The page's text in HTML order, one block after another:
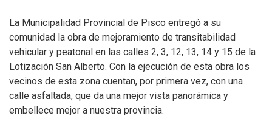
La Municipalidad Provincial de Pisco entregó a su
comunidad la obra de mejoramiento de transitabilidad
vehicular y peatonal en las calles 2, 3, 12, 13, 14 y 15 de la
Lotización San Alberto. Con la ejecución de esta obra los
vecinos de esta zona cuentan, por primera vez, con una
calle asfaltada, que da una mejor vista panorámica y
embellece mejor a nuestra provincia.